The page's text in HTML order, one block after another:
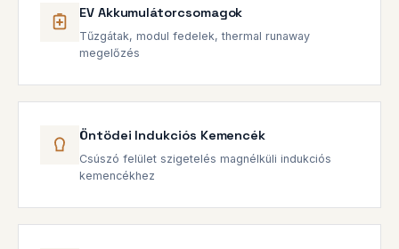
EV Akkumulátorcsomagok
Tűzgátak, modul fedelek, thermal runaway
megelőzés
Öntödei Indukciós Kemencék
Csúszó felület szigetelés magnélküli indukciós
kemencékhez